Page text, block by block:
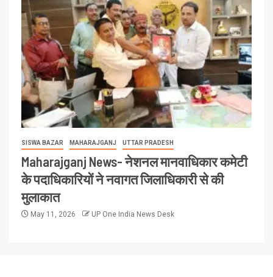
SISWA BAZAR MAHARAJGANJ UTTAR PRADESH
Maharajganj News- नेशनल मानवाधिकार कमेटी
के पदाधिकारियों ने नवागत जिलाधिकारी से की
मुलाकात
May 11, 2026 UP One India News Desk